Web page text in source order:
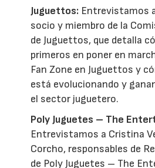
Juguettos: Entrevistamos
socio y miembro de la
de Juguettos, que detalla
primeros en poner en
Fan Zone en Juguettos y
está evolucionando y
el sector juguetero.
Poly Juguetes – The
Entrevistamos a Cristina
Corcho, responsables de
de Poly Juguetes – The